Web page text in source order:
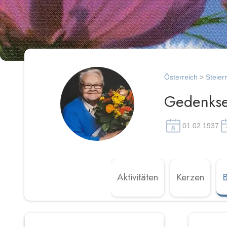
Österreich >
01.02.1937
Aktivitäten Kerzen